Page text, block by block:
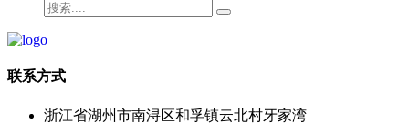
联系方式
浙江省湖州市南浔区和孚镇云北村牙家湾